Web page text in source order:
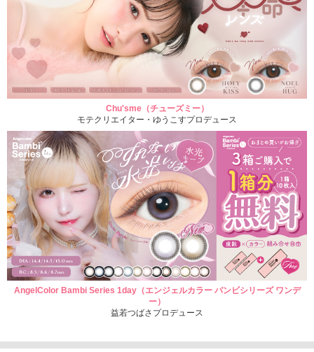
Chu'sme（チューズミー）
モテクリエイター・ゆうこすプロデュース
AngelColor Bambi Series 1day（エンジェルカラー バンビシリーズ ワンデ
ー）
益若つばさプロデュース